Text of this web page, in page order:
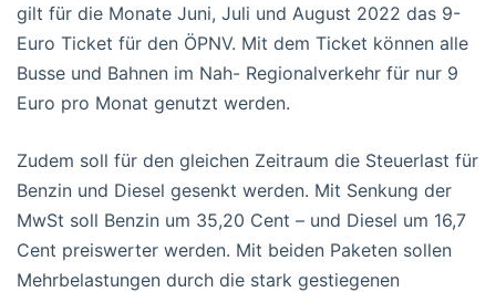
gilt für die Monate Juni, Juli und August 2022 das 9-
Euro Ticket für den ÖPNV. Mit dem Ticket können alle
Busse und Bahnen im Nah- Regionalverkehr für nur 9
Euro pro Monat genutzt werden.
Zudem soll für den gleichen Zeitraum die Steuerlast für
Benzin und Diesel gesenkt werden. Mit Senkung der
MwSt soll Benzin um 35,20 Cent – und Diesel um 16,7
Cent preiswerter werden. Mit beiden Paketen sollen
Mehrbelastungen durch die stark gestiegenen